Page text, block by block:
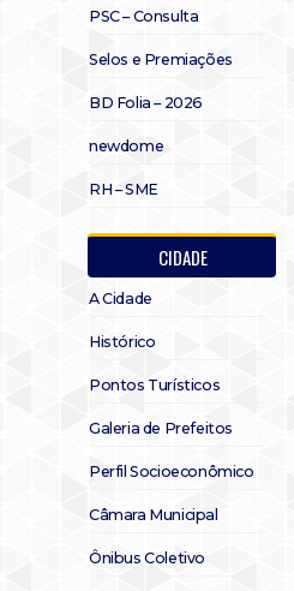
PSC – Consulta
Selos e Premiações
BD Folia – 2026
newdome
RH – SME
CIDADE
A Cidade
Histórico
Pontos Turísticos
Galeria de Prefeitos
Perfil Socioeconômico
Câmara Municipal
Ônibus Coletivo